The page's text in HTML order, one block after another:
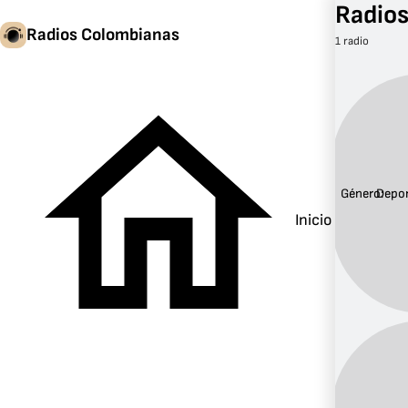
Radios Colombianas
Inicio
1 radio
Género: